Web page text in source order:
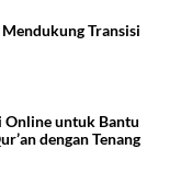
Transisi
Online untuk Bantu
dengan Tenang